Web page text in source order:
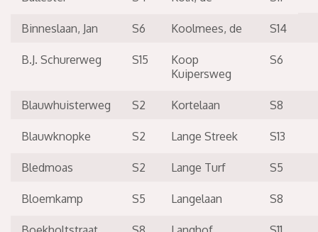
Binneslaan, Jan S6 Koolmees, de S14
B.J. Schurerweg S15
Koop
Kuipersweg
S6
Blauwhuisterweg S2 Kortelaan S8
Blauwknopke S2 Lange Streek S13
Bledmoas S2 Lange Turf S5
Bloemkamp S5 Langelaan S8